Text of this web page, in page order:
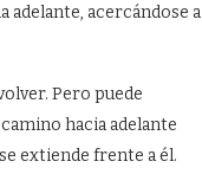
adelante, acercándose a
Pero puede
hacia adelante
extiende frente a él.